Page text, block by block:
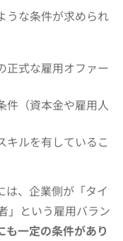
うな条件が求められ
正式な雇用オファー
件（資本金や雇用人
キルを有しているこ
は、企業側が「タイ
」という雇用バラン
も一定の条件があり